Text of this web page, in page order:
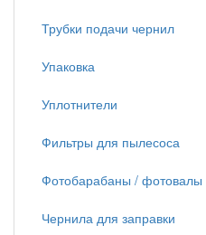
Трубки подачи чернил
Упаковка
Уплотнители
Фильтры для пылесоса
Фотобарабаны / фотовалы
Чернила для заправки